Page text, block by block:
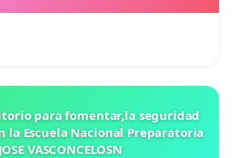
para fomentar,la seguridad
la Escuela Nacional Preparatoria
VASCONCELOSN